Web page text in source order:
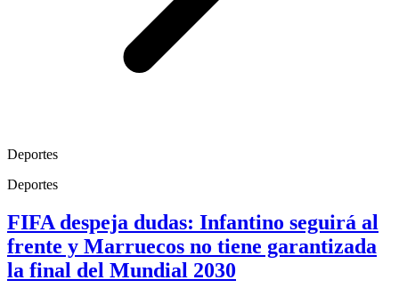
Deportes
Deportes
FIFA despeja dudas: Infantino seguirá al
frente y Marruecos no tiene garantizada
la final del Mundial 2030